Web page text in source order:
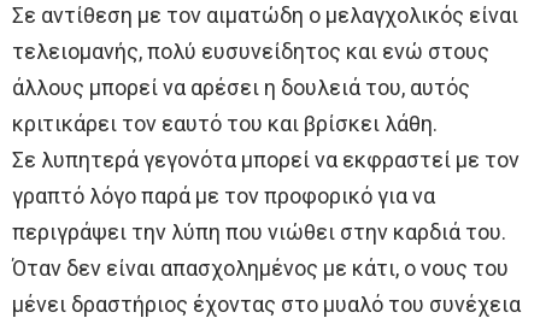
Σε αντίθεση με τον αιματώδη ο μελαγχολικός είναι
τελειομανής, πολύ ευσυνείδητος και ενώ στους
άλλους μπορεί να αρέσει η δουλειά του, αυτός
κριτικάρει τον εαυτό του και βρίσκει λάθη.
Σε λυπητερά γεγονότα μπορεί να εκφραστεί με τον
γραπτό λόγο παρά με τον προφορικό για να
περιγράψει την λύπη που νιώθει στην καρδιά του.
Όταν δεν είναι απασχολημένος με κάτι, ο νους του
μένει δραστήριος έχοντας στο μυαλό του συνέχεια